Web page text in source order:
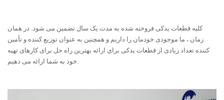
کلیه قطعات یدکی فروخته شده به مدت یک سال تضمین می شود. در همان
زمان ، ما موجودی خودمان را داریم و همچنین به عنوان توزیع کننده و تأمین
کننده تعداد زیادی از قطعات یدکی برای ارائه بهترین راه حل برای کارهای تهیه